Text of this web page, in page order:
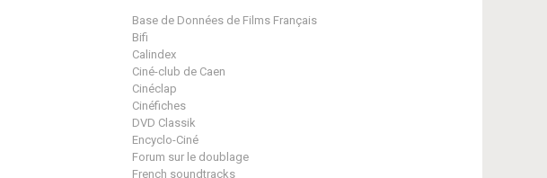
Base de Données de Films Français
Bifi
Calindex
Ciné-club de Caen
Cinéclap
Cinéfiches
DVD Classik
Encyclo-Ciné
Forum sur le doublage
French soundtracks